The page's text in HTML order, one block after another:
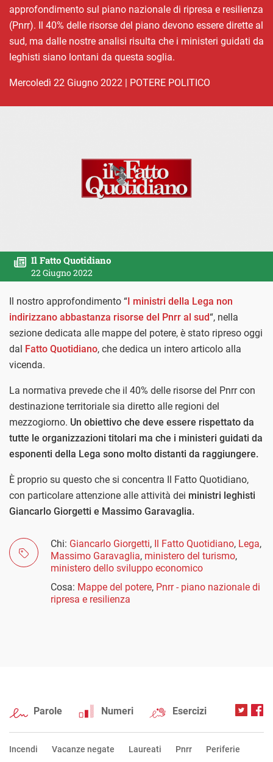
approfondimento sul piano nazionale di ripresa e resilienza
(Pnrr). Il 40% delle risorse del piano devono essere dirette al
sud, ma dalle nostre analisi risulta che i ministeri guidati da
leghisti siano lontani da questa soglia.
mercoledì 22 Giugno 2022 | POTERE POLITICO
Il Fatto Quotidiano
22 Giugno 2022
Il nostro approfondimento “I ministri della Lega non
indirizzano abbastanza risorse del Pnrr al sud“, nella
sezione dedicata alle mappe del potere, è stato ripreso oggi
dal Fatto Quotidiano, che dedica un intero articolo alla
vicenda.
La normativa prevede che il 40% delle risorse del Pnrr con
destinazione territoriale sia diretto alle regioni del
mezzogiorno. Un obiettivo che deve essere rispettato da
tutte le organizzazioni titolari ma che i ministeri guidati da
esponenti della Lega sono molto distanti da raggiungere.
È proprio su questo che si concentra Il Fatto Quotidiano,
con particolare attenzione alle attività dei ministri leghisti
Giancarlo Giorgetti e Massimo Garavaglia.
Chi: Giancarlo Giorgetti, Il Fatto Quotidiano, Lega,
Massimo Garavaglia, ministero del turismo,
ministero dello sviluppo economico
Cosa: Mappe del potere, Pnrr - piano nazionale di
ripresa e resilienza
Parole Numeri Esercizi
Incendi Vacanze negate Laureati Pnrr Periferie